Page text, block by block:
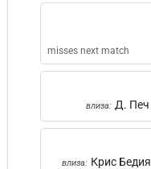
misses next match
влиза: Д. Печ
влиза: Крис Бедия